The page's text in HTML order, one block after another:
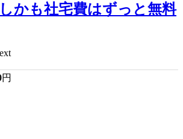
かも社宅費はずっと無料
円